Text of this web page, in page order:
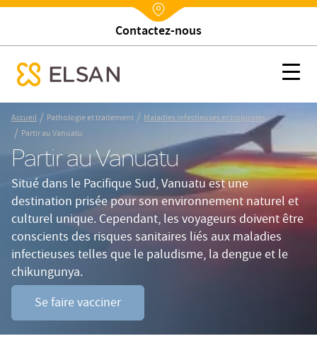
Nx:Aller
contenu
principal
Nx:Annuaire
Contactez-nous
Partir au Vanuatu
menu mobile
Accueil / Pathologie et traitement / Maladies infectieuses et tropicales
/ Partir au Vanuatu
Partir au Vanuatu
Situé dans le Pacifique Sud, Vanuatu est une
destination prisée pour son environnement naturel et
culturel unique. Cependant, les voyageurs doivent être
conscients des risques sanitaires liés aux maladies
infectieuses telles que le paludisme, la dengue et le
chikungunya.
Se faire vacciner